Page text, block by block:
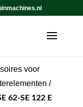
voor
/
62-SE 122 E